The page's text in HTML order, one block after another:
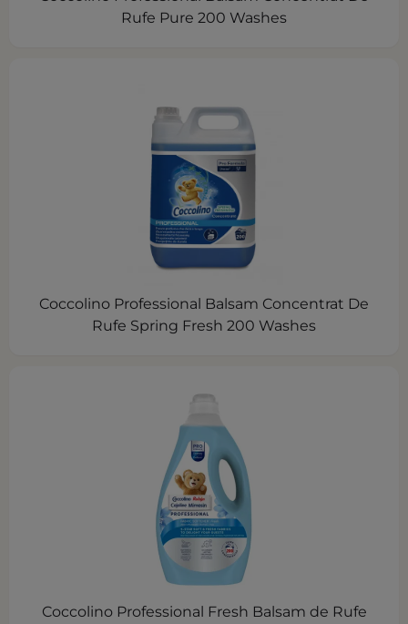
Rufe Pure 200 Washes
Coccolino Professional Balsam Concentrat De
Rufe Spring Fresh 200 Washes
Coccolino Professional Fresh Balsam de Rufe